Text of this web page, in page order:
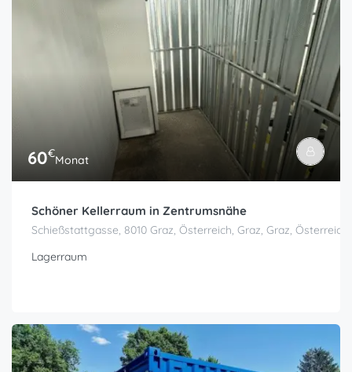
60€Monat
Schöner Kellerraum in Zentrumsnähe
Schießstattgasse, 8010 Graz, Österreich, Graz, Graz, Österreich
Lagerraum